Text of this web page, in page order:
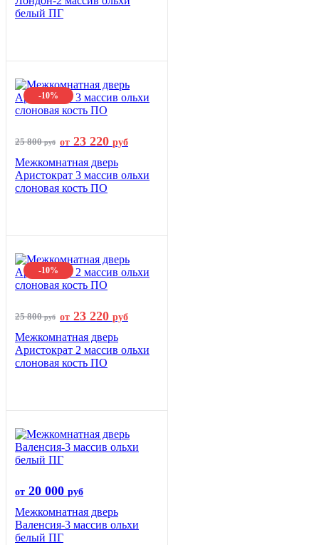
белый ПГ
-10%
25 800руб от 23 220 руб
Межкомнатная дверь
Аристократ 3 массив ольхи
слоновая кость ПО
-10%
25 800руб от 23 220 руб
Межкомнатная дверь
Аристократ 2 массив ольхи
слоновая кость ПО
от 20 000 руб
Межкомнатная дверь
Валенсия-3 массив ольхи
белый ПГ